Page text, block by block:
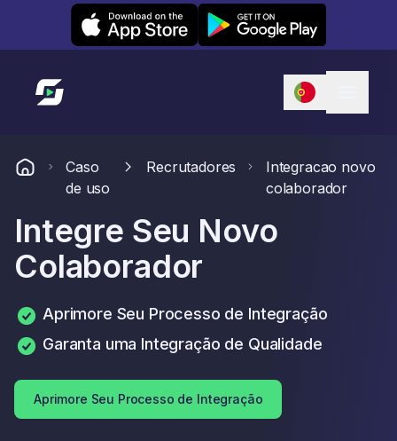
Leexi on iOS Leexi on Android
Link para a página inicial
Caso
de uso
Recrutadores
Integracao novo
colaborador
Integre Seu Novo
Colaborador
Aprimore Seu Processo de Integração
Garanta uma Integração de Qualidade
Aprimore Seu Processo de Integração